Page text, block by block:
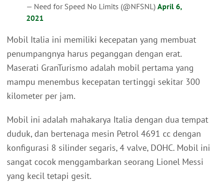
— Need for Speed No Limits (@NFSNL) April 6,
2021
Mobil Italia ini memiliki kecepatan yang membuat
penumpangnya harus peganggan dengan erat.
Maserati GranTurismo adalah mobil pertama yang
mampu menembus kecepatan tertinggi sekitar 300
kilometer per jam.
Mobil ini adalah mahakarya Italia dengan dua tempat
duduk, dan bertenaga mesin Petrol 4691 cc dengan
konfigurasi 8 silinder segaris, 4 valve, DOHC. Mobil ini
sangat cocok menggambarkan seorang Lionel Messi
yang kecil tetapi gesit.